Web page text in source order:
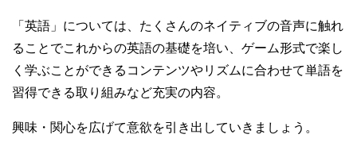
「英語」については、たくさんのネイティブの音声に触れ
ることでこれからの英語の基礎を培い、ゲーム形式で楽し
く学ぶことができるコンテンツやリズムに合わせて単語を
習得できる取り組みなど充実の内容。
興味・関心を広げて意欲を引き出していきましょう。